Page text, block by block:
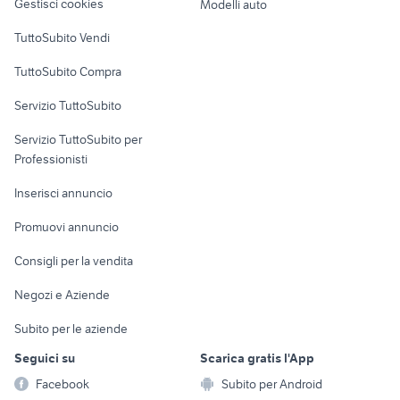
Informatica
Console e
Fotografia
Telefonia
Biciclette
Gestisci cookies
TuttoSubito Vendi
TuttoSubito Compra
Servizio TuttoSubito
Servizio TuttoSubito per
Professionisti
Inserisci annuncio
Promuovi annuncio
Consigli per la vendita
Negozi e Aziende
Subito per le aziende
Modelli auto
Seguici su
Facebook
Scarica gratis l'App
Subito per Android